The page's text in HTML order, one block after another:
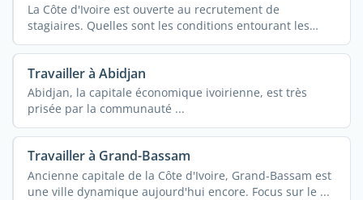
La Côte d'Ivoire est ouverte au recrutement de
stagiaires. Quelles sont les conditions entourant les
stages ...
Travailler à Abidjan
Abidjan, la capitale économique ivoirienne, est très
prisée par la communauté ...
Travailler à Grand-Bassam
Ancienne capitale de la Côte d'Ivoire, Grand-Bassam est
une ville dynamique aujourd'hui encore. Focus sur le ...